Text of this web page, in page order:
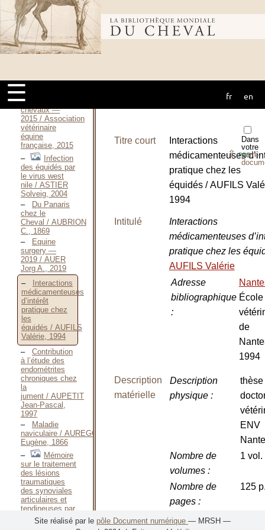
Bibliothèque
mondiale du
cheval
☰ fr en
1994 / Association
vétérinaire
équine
française, 1994
Maladies des
chevaux —
équine
française, 2010
chevaux —
2015 / Association
vétérinaire
équine
française, 2015
Infection
des équidés par
le virus west
nile / ASTIER
Solveig, 2004
Du Panaris
chez le
Cheval / AUBRION
C., 1869
Equine
surgery —
2019 / AUER
Jorg A., 2019
Interactions
médicamenteuses
d’intérêt
pratique chez
les
équidés / AUFILS
Valérie, 1994
Contribution
à l’étude des
endométrites
chroniques chez
la
jument / AUPETIT
Jean-Pascal,
1997
Maladie
naviculaire / AUREGGIO
Eugène, 1866
Mémoire
sur le traitement
des lésions
traumatiques
des synoviales
articulaires et
tendineuses par
glycérine / AUREGGIO
Dans
votre
porte-
⇪PDF
Titre court
Interactions
médicamenteuses
pratique chez les
équidés / AUFILS
1994
Intitulé
Interactions
médicamenteuses
pratique chez les
AUFILS Valérie
Adresse
bibliographique
:
École
de
1994
Description
matérielle
Description
physique:
thèse
ENV
Nombre de
volumes:
1 vol.
Nombre de
pages:
125
Dimensions:
Site réalisé par le pôle Document numérique — MRSH —